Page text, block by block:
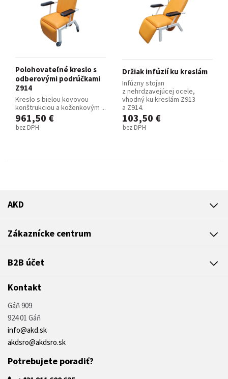
Polohovateľné kreslo s
odberovými podrúčkami
Z914
Kreslo s bielou kovovou
konštrukciou a koženkovým ...
961,50 €
bez DPH
Držiak infúzií ku kreslám
Infúzny stojan
z nehrdzavejúcej ocele,
vhodný ku kreslám Z913
a Z914.
103,50 €
bez DPH
AKD
Zákaznícke centrum
B2B účet
Kontakt
Gáň 909
924 01 Gáň
info@akd.sk
akdsro@akdsro.sk
Potrebujete poradiť?